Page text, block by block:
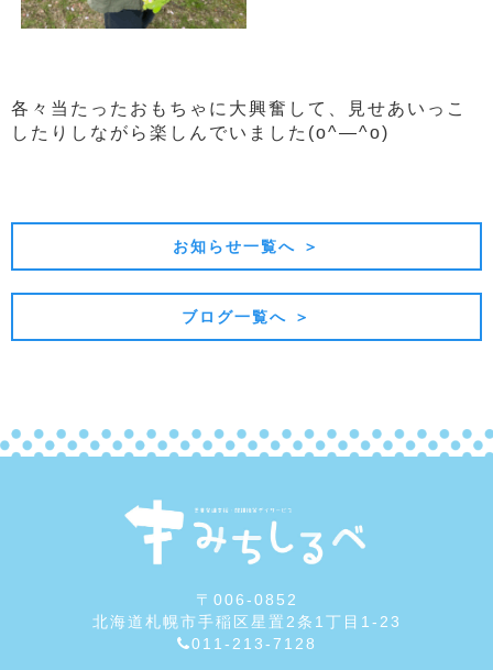
各々当たったおもちゃに大興奮して、見せあいっこ
したりしながら楽しんでいました(o^―^o)
お知らせ一覧へ ＞
ブログ一覧へ ＞
〒006-0852
北海道札幌市手稲区星置2条1丁目1-23
011-213-7128